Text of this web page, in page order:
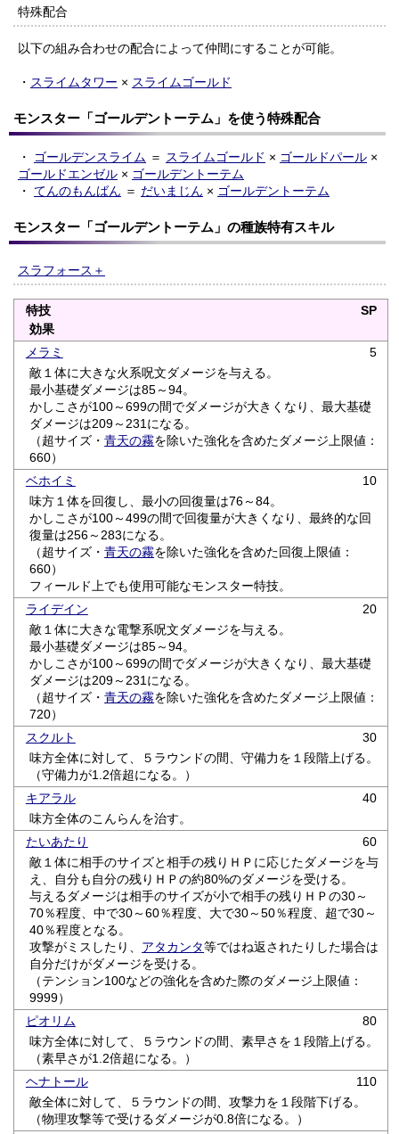
特殊配合
以下の組み合わせの配合によって仲間にすることが可能。
・ スライムタワー × スライムゴールド
モンスター「ゴールデントーテム」を使う特殊配合
・ ゴールデンスライム ＝ スライムゴールド × ゴールドパール ×
ゴールドエンゼル × ゴールデントーテム
・ てんのもんばん ＝ だいまじん × ゴールデントーテム
モンスター「ゴールデントーテム」の種族特有スキル
スラフォース＋
特技
SP
効果
メラミ
5
敵１体に大きな火系呪文ダメージを与える。
最小基礎ダメージは85～94。
かしこさが100～699の間でダメージが大きくなり、最大基礎
ダメージは209～231になる。
（超サイズ・青天の霧を除いた強化を含めたダメージ上限値：
660）
ベホイミ
10
味方１体を回復し、最小の回復量は76～84。
かしこさが100～499の間で回復量が大きくなり、最終的な回
復量は256～283になる。
（超サイズ・青天の霧を除いた強化を含めた回復上限値：
660）
フィールド上でも使用可能なモンスター特技。
ライデイン
20
敵１体に大きな電撃系呪文ダメージを与える。
最小基礎ダメージは85～94。
かしこさが100～699の間でダメージが大きくなり、最大基礎
ダメージは209～231になる。
（超サイズ・青天の霧を除いた強化を含めたダメージ上限値：
720）
スクルト
30
味方全体に対して、５ラウンドの間、守備力を１段階上げる。
（守備力が1.2倍超になる。）
キアラル
40
味方全体のこんらんを治す。
たいあたり
60
敵１体に相手のサイズと相手の残りＨＰに応じたダメージを与
え、自分も自分の残りＨＰの約80%のダメージを受ける。
与えるダメージは相手のサイズが小で相手の残りＨＰの30～
70％程度、中で30～60％程度、大で30～50％程度、超で30～
40％程度となる。
攻撃がミスしたり、 アタカンタ等ではね返されたりした場合は
自分だけがダメージを受ける。
（テンション100などの強化を含めた際のダメージ上限値：
9999）
ピオリム
80
味方全体に対して、５ラウンドの間、素早さを１段階上げる。
（素早さが1.2倍超になる。）
ヘナトール
110
敵全体に対して、５ラウンドの間、攻撃力を１段階下げる。
（物理攻撃等で受けるダメージが0.8倍になる。）